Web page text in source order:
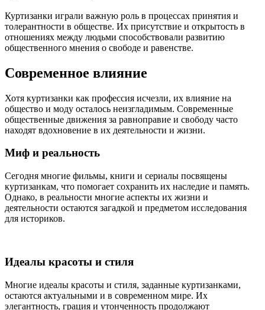
Куртизанки играли важную роль в процессах принятия и
толерантности в обществе. Их присутствие и открытость в
отношениях между людьми способствовали развитию
общественного мнения о свободе и равенстве.
Современное влияние
Хотя куртизанки как профессия исчезли, их влияние на
общество и моду осталось неизгладимым. Современные
общественные движения за равноправие и свободу часто
находят вдохновение в их деятельности и жизни.
Миф и реальность
Сегодня многие фильмы, книги и сериалы посвящены
куртизанкам, что помогает сохранить их наследие и память.
Однако, в реальности многие аспекты их жизни и
деятельности остаются загадкой и предметом исследования
для историков.
Идеалы красоты и стиля
Многие идеалы красоты и стиля, заданные куртизанками,
остаются актуальными и в современном мире. Их
элегантность, грация и утонченность продолжают